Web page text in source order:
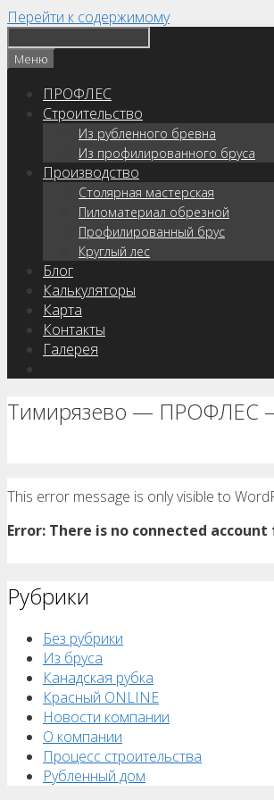
Перейти к содержимому
Меню
ПРОФЛЕС
Строительство
Из рубленного бревна
Из профилированного бруса
Производство
Столярная мастерская
Пиломатериал обрезной
Профилированный брус
Круглый лес
Блог
Калькуляторы
Карта
Контакты
Галерея
Тимирязево — ПРОФЛЕС
This error message is only visible to
Error: There is no connected
Рубрики
Без рубрики
Из бруса
Канадская рубка
Красный ONLINE
Новости компании
О компании
Процесс строительства
Рубленный дом